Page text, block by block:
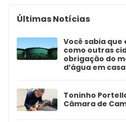
Últimas Notícias
Você sabia que
como outras
obrigação do
d’água em
Toninho
Câmara de